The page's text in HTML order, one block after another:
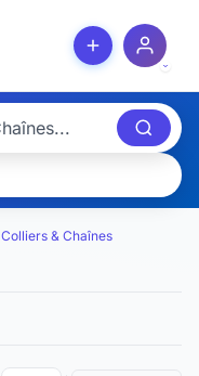
Colliers & Chaînes